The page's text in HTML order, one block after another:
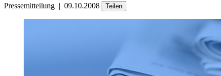
Pressemitteilung | 09.10.2008 Teilen